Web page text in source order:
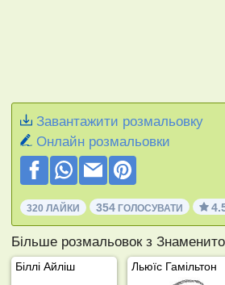
Завантажити розмальовку
Онлайн розмальовки
320 ЛАЙКИ 354 ГОЛОСУВАТИ
Більше розмальовок з
Біллі Айліш Льюїс Гамільтон